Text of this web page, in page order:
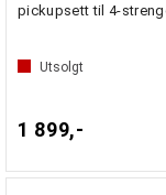
pickupsett til 4-
Utsolgt
1 899,-